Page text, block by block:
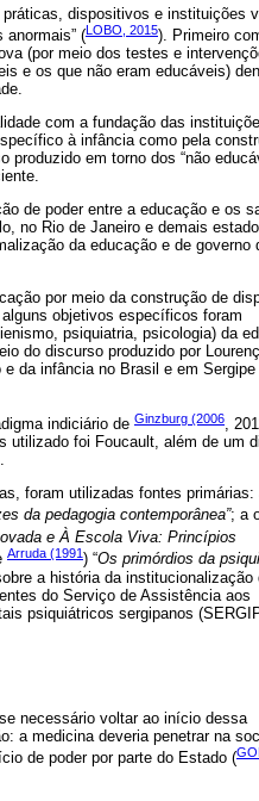
dispositivos e instituições
(LOBO, 2015). Primeiro
(por meio dos testes e
e os que não eram educáveis)
com a fundação das
à infância como pela
em torno dos “não
de poder entre a educação e os
no Rio de Janeiro e demais
da educação e de governo
por meio da construção de
objetivos específicos foram
psiquiatria, psicologia) da
do discurso produzido por
da infância no Brasil e em Sergipe
indiciário de Ginzburg (2006,
utilizado foi Foucault, além de um
foram utilizadas fontes primárias:
da pedagogia contemporânea”; a
e À Escola Viva: Princípios
Arruda (1991) “Os primórdios da
a história da institucionalização
do Serviço de Assistência aos
psiquiátricos sergipanos
necessário voltar ao início dessa
a medicina deveria penetrar na
de poder por parte do Estado (